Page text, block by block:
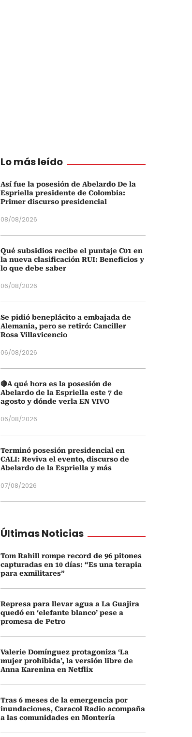
Lo más leído
Así fue la posesión de Abelardo De la
Espriella presidente de Colombia:
Primer discurso presidencial
08/08/2026
Qué subsidios recibe el puntaje C01 en
la nueva clasificación RUI: Beneficios y
lo que debe saber
06/08/2026
Se pidió beneplácito a embajada de
Alemania, pero se retiró: Canciller
Rosa Villavicencio
06/08/2026
🔴A qué hora es la posesión de
Abelardo de la Espriella este 7 de
agosto y dónde verla EN VIVO
06/08/2026
Terminó posesión presidencial en
CALI: Reviva el evento, discurso de
Abelardo de la Espriella y más
07/08/2026
Últimas Noticias
Tom Rahill rompe record de 96 pitones
capturadas en 10 días: “Es una terapia
para exmilitares”
Represa para llevar agua a La Guajira
quedó en ‘elefante blanco’ pese a
promesa de Petro
Valerie Domínguez protagoniza ‘La
mujer prohibida’, la versión libre de
Anna Karenina en Netflix
Tras 6 meses de la emergencia por
inundaciones, Caracol Radio acompaña
a las comunidades en Montería